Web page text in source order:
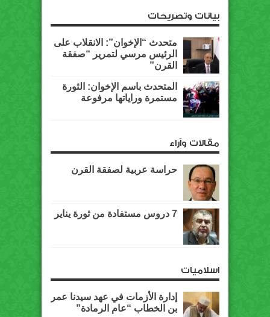
بيانات وتصريحات
متحدث “الإخوان”: الانقلاب على
الرئيس مرسي لتمرير “صفقة
القرن”
المتحدث باسم الإخوان: الثورة
مستمرة وراياتها مرفوعة
مقالات وآراء
حراسة عربية لصفقة القرن
7 دروس مستفادة من ثورة يناير
اسلاميات
إدارة الأزمات في عهد سيدنا عمر
بن الخطاب “عام الرمادة”